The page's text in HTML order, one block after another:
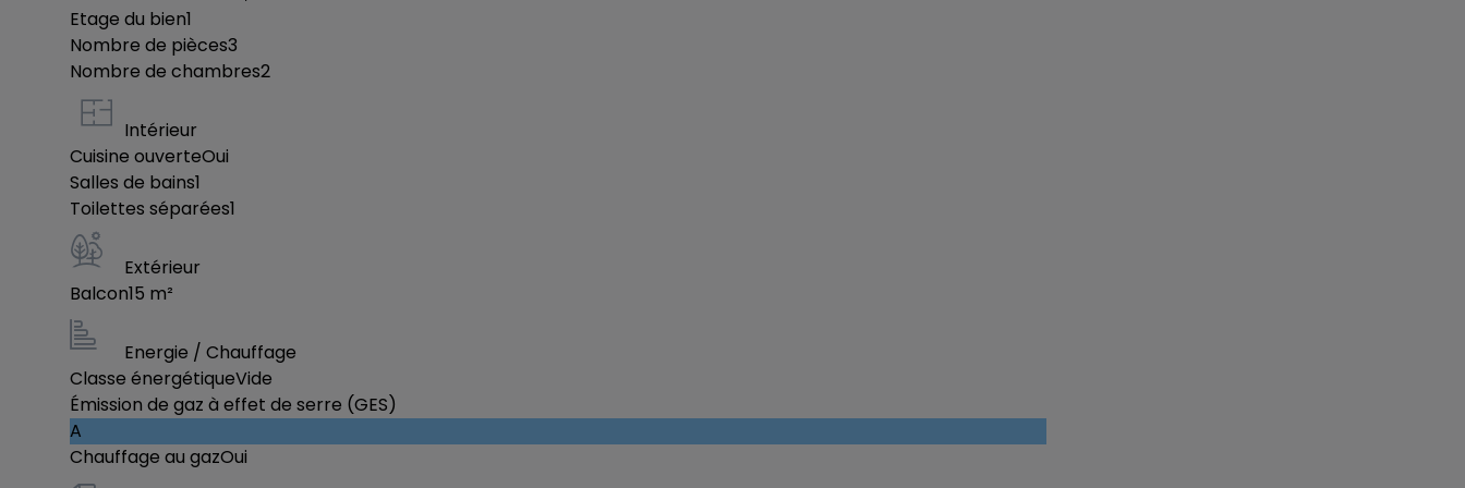
Etage du bien1
Nombre de pièces3
Nombre de chambres2
Intérieur
Cuisine ouverteOui
Salles de bains1
Toilettes séparées1
Extérieur
Balcon15 m²
Energie / Chauffage
Classe énergétiqueVide
Émission de gaz à effet de serre (GES)
A
Chauffage au gazOui